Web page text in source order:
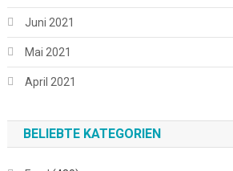
Juni 2021
Mai 2021
April 2021
BELIEBTE KATEGORIEN